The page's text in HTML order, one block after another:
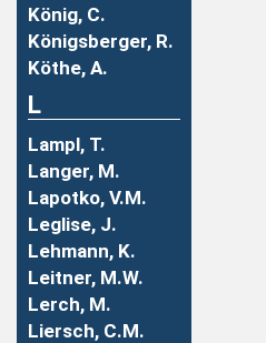
König, C.
Königsberger, R.
Köthe, A.
L
Lampl, T.
Langer, M.
Lapotko, V.M.
Leglise, J.
Lehmann, K.
Leitner, M.W.
Lerch, M.
Liersch, C.M.